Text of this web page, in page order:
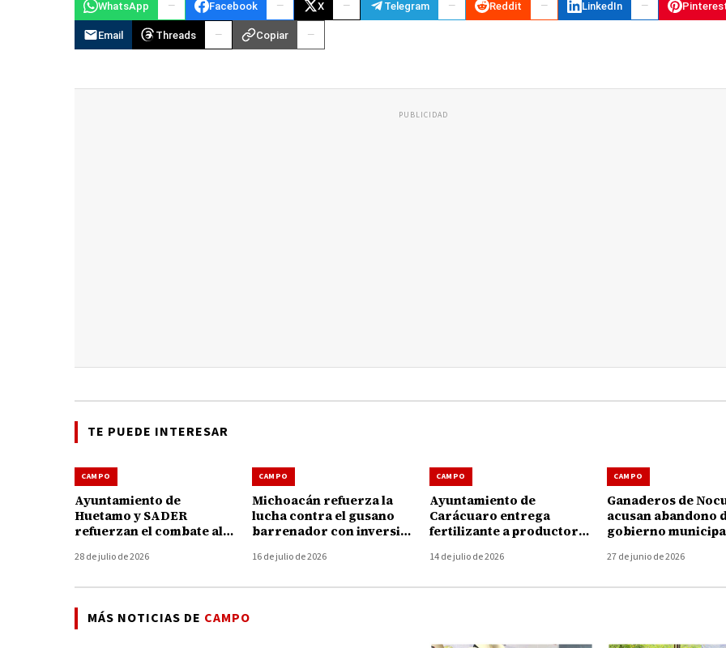
WhatsApp Facebook X Telegram Reddit LinkedIn
Email Threads Copiar
PUBLICIDAD
TE PUEDE INTERESAR
CAMPO
Ayuntamiento de
Huetamo y SADER
refuerzan el combate al
brigadas y kits gratuitos
28 de julio de 2026
CAMPO
Michoacán refuerza la
lucha contra el gusano
barrenador con inversión
16 de julio de 2026
CAMPO
Ayuntamiento de
Carácuaro entrega
fertilizante a productores
14 de julio de 2026
CAMPO
Ganaderos de
acusan abandono
gobierno
barrenador
27 de junio de 2026
MÁS NOTICIAS DE CAMPO